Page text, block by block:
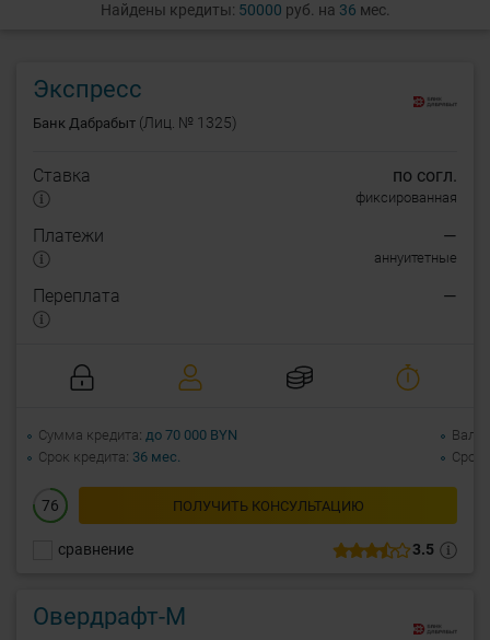
Найдены кредиты: 50000 руб. на 36 мес.
Экспресс
Банк Дабрабыт (Лиц. № 1325)
3.5
сравнение
Ставка по согл.
фиксированная
Платежи —
аннуитетные
Переплата —
76 ПОЛУЧИТЬ КОНСУЛЬТАЦИЮ
Сумма кредита до 70 000 BYN
Срок кредита 36 мес.
Срок
Овердрафт-М